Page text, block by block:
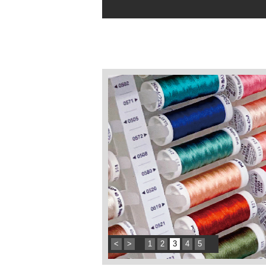
< > 1 2 3 4 5